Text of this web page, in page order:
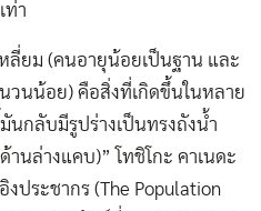
ท่า
ลี่ยม (คนอายุน้อยเป็นฐาน และ
วนน้อย) คือสิ่งที่เกิดขึ้นในหลาย
นกลับมีรูปร่างเป็นทรงถังน้ำ
นล่างแคบ)” โทชิโกะ คาเนดะ
ประชากร (The Population